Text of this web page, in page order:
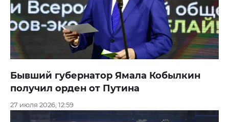
Бывший губернатор Ямала Кобылкин
получил орден от Путина
27 июля 2026, 12:59